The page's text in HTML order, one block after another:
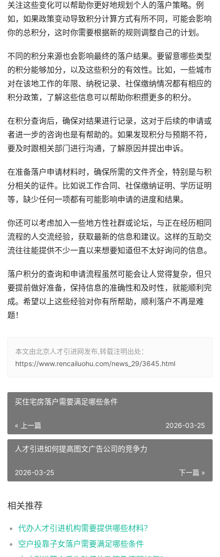
关注这些变化可以帮助你更好地规划个人的落户策略。例
如，如果政策变动导致积分计算方式有所不同，可能会影响
你的总积分，这时你需要根据新的规则调整自己的计划。
不同的积分来源也会影响最终的落户结果。要留意哪些类型
的积分能够加分，以及这些积分的有效性。比如，一些城市
对在该地工作的年限、纳税记录、社保缴纳情况都有相应的
积分政策，了解这些信息可以帮助你积攒更多的积分。
在积分查询后，确保对结果进行记录，这对于后续的申请或
者进一步的咨询也是有帮助的。如果发现积分与预期不符，
要及时跟相关部门进行沟通，了解原因并提出申诉。
在准备落户申请材料时，确保所需的文件齐全，特别是与积
分相关的证件。比如说工作合同、社保缴纳证明、学历证明
等，缺少任何一项都有可能影响申请的进度和结果。
你还可以考虑加入一些地方性社群或论坛，与正在经历相同
流程的人交流经验，获取最新的信息和建议。这样的互助交
流往往能提供不少一直以来想要知道但不太好询问的信息。
落户积分的查询和申请流程虽然可能会让人觉得复杂，但只
要提前做好准备，保持信息的准确性和及时性，就能顺利完
成。希望以上这些经验对你有所帮助，顺利落户不再是难
题！
本文由北京人才引进网发布,转载注明出处：
https://www.rencailuohu.com/news_29/3645.html
买住宅房落户需要满足哪些条件
« 上一篇 2026-03-25
人才引进如何提高图文广告公司的竞争力
下一篇 »
2026-03-25
相关推荐
代办人才引进机构需要提供哪些材料？
空户投靠子女落户需要满足哪些条件